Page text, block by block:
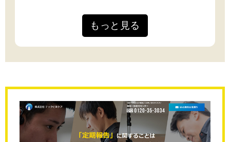
もっと見る